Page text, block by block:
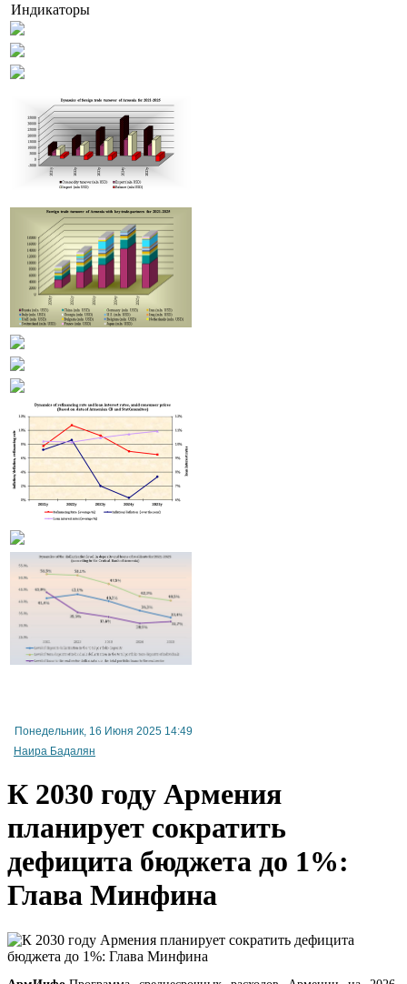
В Армении гостиницы будут классифицировать по стандартам Hotelstars Union
В Армении улучшились показатели соблюдения налогового законодательства
В Минэкономики обсудили совершенствование механизмов реализации программы
Индикаторы
Понедельник, 16 Июня 2025 14:49
Наира Бадалян
К 2030 году Армения
планирует сократить
дефицита бюджета до 1%:
Глава Минфина